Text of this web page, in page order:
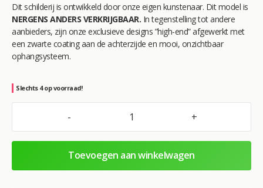
Dit schilderij is ontwikkeld door onze eigen kunstenaar. Dit model is
NERGENS ANDERS VERKRIJGBAAR. In tegenstelling tot andere
aanbieders, zijn onze exclusieve designs ”high-end” afgewerkt met
een zwarte coating aan de achterzijde en mooi, onzichtbaar
ophangsysteem.
Slechts 4 op voorraad!
- +
Toevoegen aan winkelwagen
r